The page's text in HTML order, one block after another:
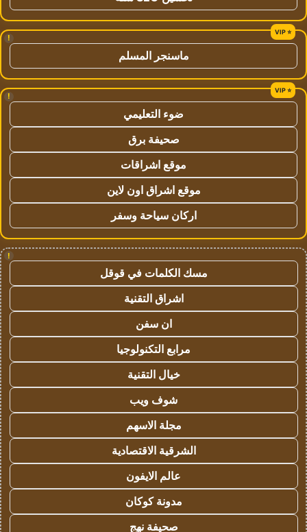
!
ماسنجر المسلم
!
ضوء التعليمي
صحيفة برق
موقع اشراقات
موقع اشراق اون لاين
اركان سياحة وسفر
!
مسك الكلمات في قوقل
اشراق التقنية
ان سفن
مرابع التكنولوجيا
خيال التقنية
شوف ويب
مجلة الاسهم
الشرقية الاقتصادية
عالم الايفون
مدونة كوكان
صحيفة نهج